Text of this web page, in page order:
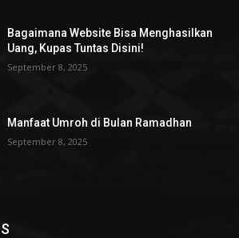
Bagaimana Website Bisa Menghasilkan
Uang, Kupas Tuntas Disini!
September 8, 2025
Manfaat Umroh di Bulan Ramadhan
September 8, 2025